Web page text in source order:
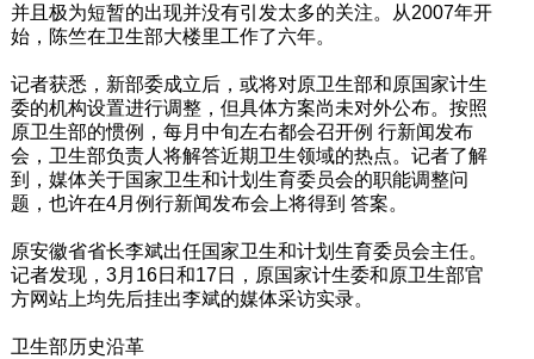
并且极为短暂的出现并没有引发太多的关注。从2007年开
始，陈竺在卫生部大楼里工作了六年。
记者获悉，新部委成立后，或将对原卫生部和原国家计生
委的机构设置进行调整，但具体方案尚未对外公布。按照
原卫生部的惯例，每月中旬左右都会召开例 行新闻发布
会，卫生部负责人将解答近期卫生领域的热点。记者了解
到，媒体关于国家卫生和计划生育委员会的职能调整问
题，也许在4月例行新闻发布会上将得到 答案。
原安徽省省长李斌出任国家卫生和计划生育委员会主任。
记者发现，3月16日和17日，原国家计生委和原卫生部官
方网站上均先后挂出李斌的媒体采访实录。
卫生部历史沿革